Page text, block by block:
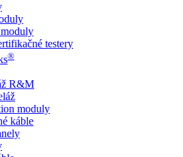
testery
®
R&M
moduly
káble